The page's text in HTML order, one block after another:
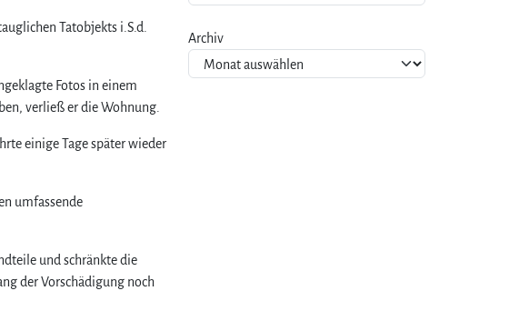
Tatobjekts i.S.d.
Fotos in einem
verließ er die Wohnung.
einige Tage später wieder
umfassende
und schränkte die
der Vorschädigung noch
Archiv